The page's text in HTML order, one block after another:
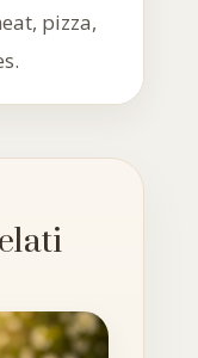
pizza,